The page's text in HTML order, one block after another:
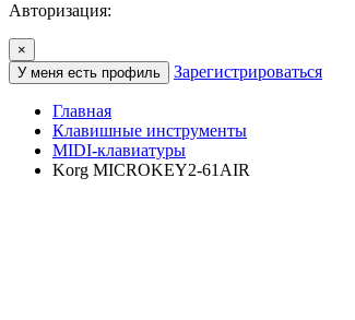
Авторизация:
×
У меня есть профиль
Зарегистрироваться
Главная
Клавишные инструменты
MIDI-клавиатуры
Korg MICROKEY2-61AIR